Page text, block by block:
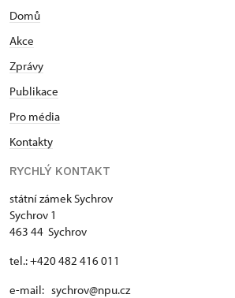
Domů
Akce
Zprávy
Publikace
Pro média
Kontakty
RYCHLÝ KONTAKT
státní zámek Sychrov
Sychrov 1
463 44 Sychrov
tel.: +420 482 416 011
e-mail: sychrov@npu.cz